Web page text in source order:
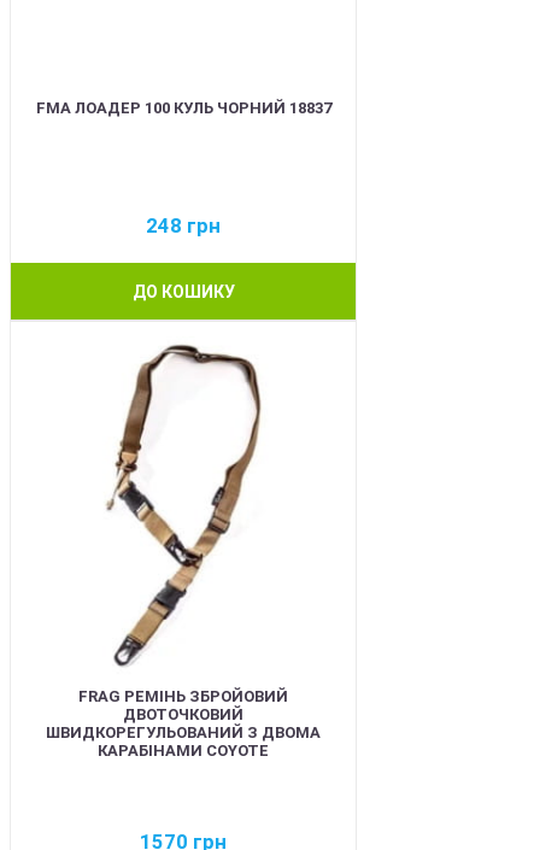
FMA ЛОАДЕР 100 КУЛЬ ЧОРНИЙ 18837
248 грн
ДО КОШИКУ
FRAG РЕМІНЬ ЗБРОЙОВИЙ
ДВОТОЧКОВИЙ
ШВИДКОРЕГУЛЬОВАНИЙ З ДВОМА
КАРАБІНАМИ COYOTE
1570 грн